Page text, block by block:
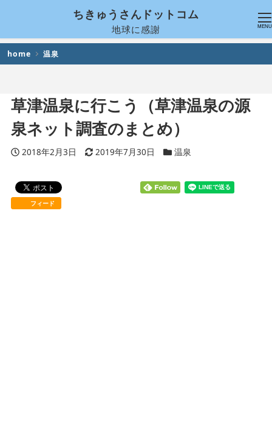
ちきゅうさんドットコム
地球に感謝 MENU
home 温泉
草津温泉に行こう（草津温泉の源
泉ネット調査のまとめ）
投稿日
2018年2月3日 更新日
2019年7月30日 カテゴリー
温泉
フィード